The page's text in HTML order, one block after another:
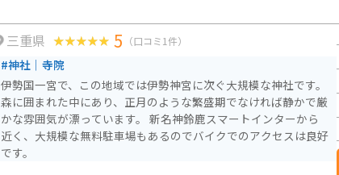
両方を楽しむことができます。 三重県側から、上り5km、トンネ
ルを渡ると滋賀県へ入ります。トンネルを出てから下り5.8kmの
スカイラインです。
三重県 5 （口コミ1件）
#神社｜寺院
伊勢国一宮で、この地域では伊勢神宮に次ぐ大規模な神社です。
森に囲まれた中にあり、正月のような繁盛期でなければ静かで厳
かな雰囲気が漂っています。 新名神鈴鹿スマートインターから
近く、大規模な無料駐車場もあるのでバイクでのアクセスは良好
です。